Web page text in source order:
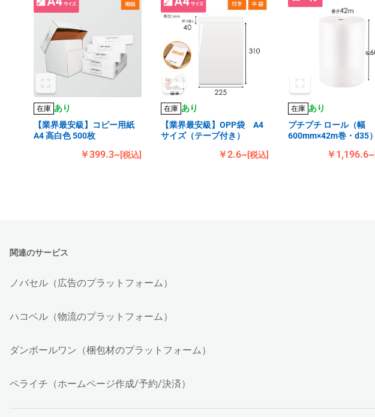
在庫 あり
【業界最安級】コピー用紙
A4 高白色 500枚
￥399.3~[税込]
在庫 あり
【業界最安級】OPP袋 A4
サイズ（テープ付き）
￥2.6~[税込]
在庫 あり
プチプチ ロール（幅
600mm×42m巻・d35）
￥1,196.6~
関連のサービス
ノバセル（広告のプラットフォーム）
ハコベル（物流のプラットフォーム）
ダンボールワン（梱包材のプラットフォーム）
ペライチ（ホームページ作成/予約/決済）